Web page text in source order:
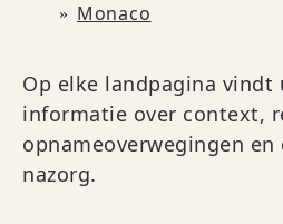
Monaco
Op elke landpagina vindt
informatie over context,
opnameoverwegingen
nazorg.